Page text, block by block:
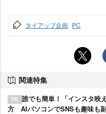
タイアップ企画 PC
関連特集
誰でも簡単！「インスタ映
方 AIパソコンでSNSも趣味も